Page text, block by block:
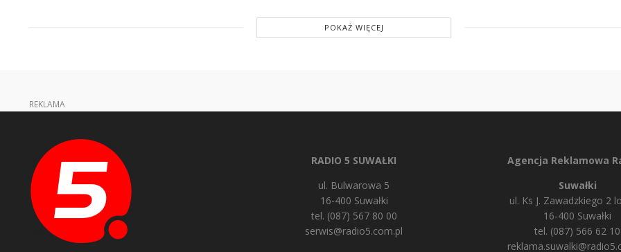
POKAŻ WIĘCEJ
REKLAMA
RADIO 5 SUWAŁKI
ul. Bulwarowa 5
16-400 Suwałki
tel. (087) 567 80 00
serwis@radio5.com.pl
Agencja Reklamowa
Suwałki
ul. Ks J. Zawadzkiego 2
16-400 Suwałki
tel. (087) 566 62 10